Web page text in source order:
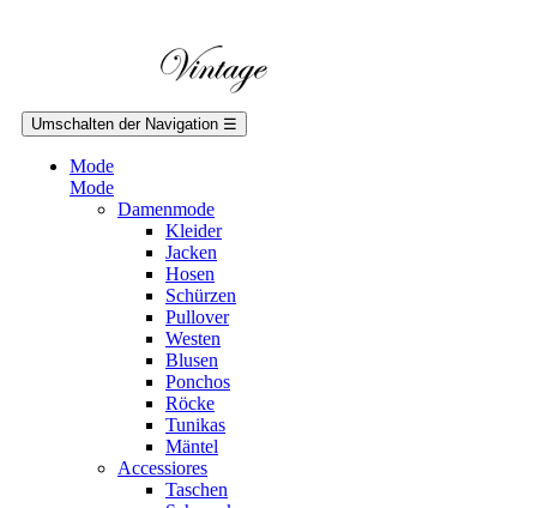
Umschalten der Navigation ☰
Mode
Mode
Damenmode
Kleider
Jacken
Hosen
Schürzen
Pullover
Westen
Blusen
Ponchos
Röcke
Tunikas
Mäntel
Accessiores
Taschen